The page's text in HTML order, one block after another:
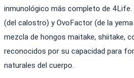
inmunológico más completo de
(del calostro) y OvoFactor (de la
mezcla de hongos maitake, shiitake,
reconocidos por su capacidad para
naturales del cuerpo.